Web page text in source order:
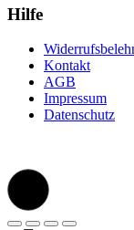
Hilfe
Kontakt
AGB
Impressum
Datenschutz